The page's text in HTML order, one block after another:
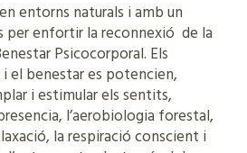
entorns naturals i amb un
per enfortir la reconnexió de la
Psicocorporal. Els
el benestar es potencien,
i estimular els sentits,
l’aerobiologia forestal,
la respiració conscient i